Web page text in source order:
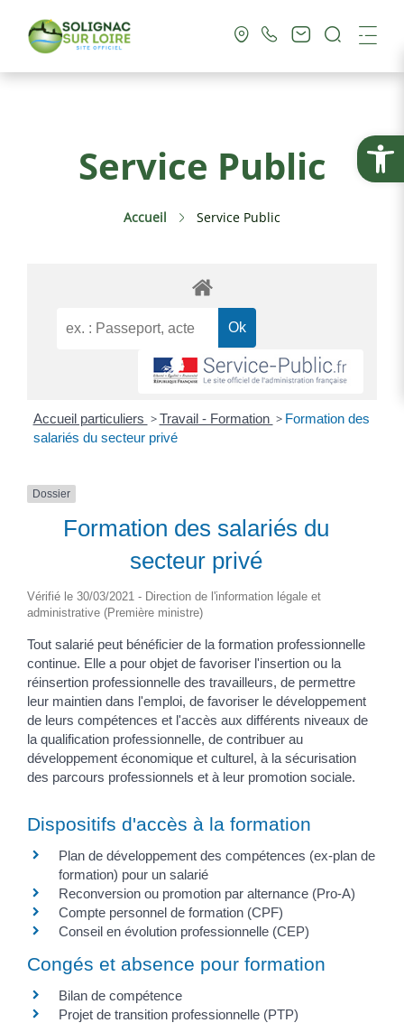
Ouvrir
Vie Pratique
Culture & Loisirs
Service Public
Service Public
Accueil Service Public
Accueil particuliers > Travail - Formation > Formation des
salariés du secteur privé
Dossier
Formation des salariés du
secteur privé
Vérifié le 30/03/2021 - Direction de l'information légale et
administrative (Première ministre)
Tout salarié peut bénéficier de la formation professionnelle
continue. Elle a pour objet de favoriser l'insertion ou la
réinsertion professionnelle des travailleurs, de permettre
leur maintien dans l'emploi, de favoriser le développement
de leurs compétences et l'accès aux différents niveaux de
la qualification professionnelle, de contribuer au
développement économique et culturel, à la sécurisation
des parcours professionnels et à leur promotion sociale.
Dispositifs d'accès à la formation
Plan de développement des compétences (ex-plan de
formation) pour un salarié
Reconversion ou promotion par alternance (Pro-A)
Compte personnel de formation (CPF)
Conseil en évolution professionnelle (CEP)
Congés et absence pour formation
Bilan de compétence
Projet de transition professionnelle (PTP)